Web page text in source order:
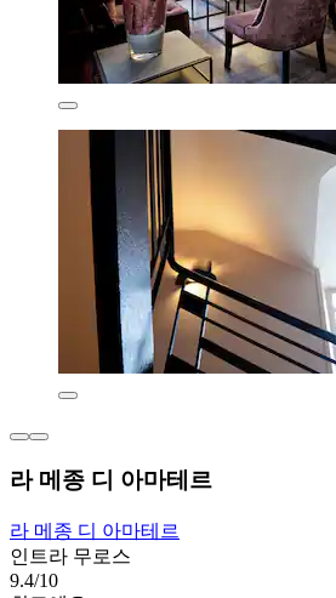
라 메종 디 아마테르
라 메종 디 아마테르
인트라 무로스
9.4/10